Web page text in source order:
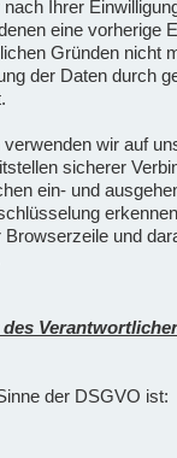
Ihrer
eine vorherige
Gründen nicht
der Daten durch
wir auf
sicherer
ein- und
und
der DSGVO ist: